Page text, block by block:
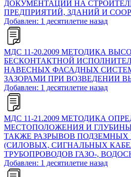
ДОКУМЕНТАЦИИ НА
ПРЕДПРИЯТИЙ, ЗДАНИЙ И
Добавлен: 1 десятилетие назад
МДС 11-20.2009 МЕТОДИКА
БЕСКОНТАКТНОЙ
НАВЕСНЫХ ФАСАДНЫХ
ЗАЗОРАМИ ПРИ ВОЗВЕДЕНИИ
Добавлен: 1 десятилетие назад
МДС 11-21.2009 МЕТОДИКА
МЕСТОПОЛОЖЕНИЯ И ГЛУБИНЫ
ТАКЖЕ РАЗРЫВОВ
(СИЛОВЫХ, СИГНАЛЬНЫХ
ТРУБОПРОВОДОВ ГАЗО-,
Добавлен: 1 десятилетие назад